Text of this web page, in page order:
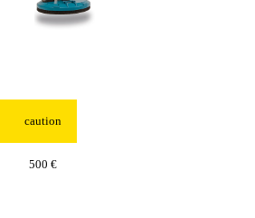
caution
500 €